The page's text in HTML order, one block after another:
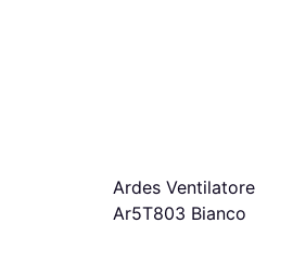
Ardes Ventilatore A
Ar5T803 Bianco